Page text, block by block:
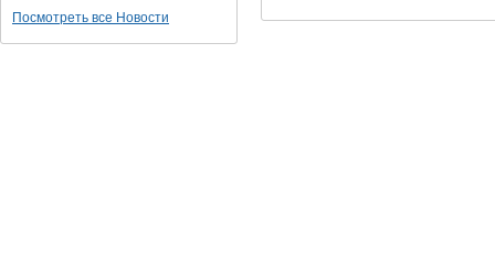
Посмотреть все Новости